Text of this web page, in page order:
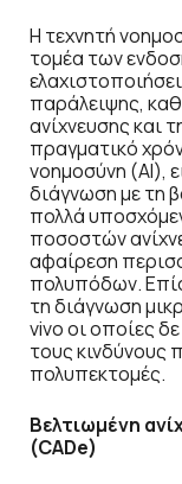
Η τεχνητή
τομέα των
παράλειψης,
ανίχνευσης και
πραγματικό
νοημοσύνη (AI),
διάγνωση με τη
πολλά
ποσοστών
αφαίρεση
πολυπόδων.
τη διάγνωση
vivo οι οποίες
τους κινδύνους
πολυπεκτομές.
Βελτιωμένη
(CADe)